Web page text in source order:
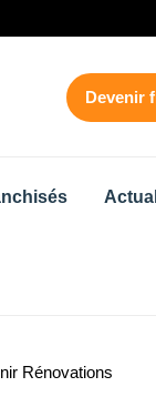
Devenir
Rénovations